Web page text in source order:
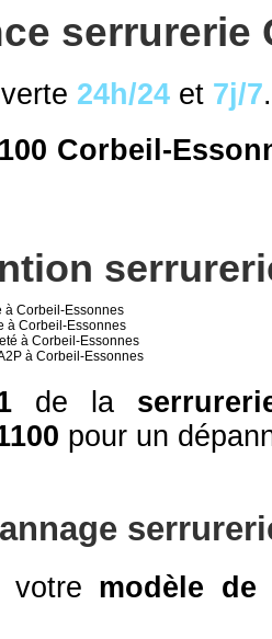
serrurerie
24h/24et 7j/7
Corbeil-
à Corbeil-Essonnes
à Corbeil-Essonnes
à Corbeil-Essonnes
à Corbeil-Essonnes
de la
pour un
votre modèle de